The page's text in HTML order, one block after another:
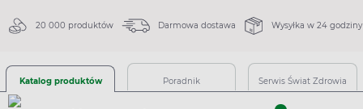
20 000 produktów Darmowa dostawa Wysyłka w 24 godziny
Katalog produktów Poradnik Serwis Świat Zdrowia